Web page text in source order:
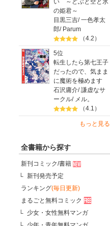
い ～どぶと空と氷
の姫君～
目黒三吉/一色孝太
郎/ Parum
（4.2）
5位
転生したら第七王子
だったので、気まま
に魔術を極めます
石沢庸介/謙虚なサ
ークル/ メル。
（4.1）
もっと見る
全書籍から探す
新刊コミック/書籍
新刊発売予定
ランキング(毎日更新)
まるごと無料コミック
少女・女性無料マンガ